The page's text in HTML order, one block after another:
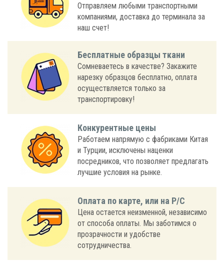
Отправляем любыми транспортными
компаниями, доставка до терминала за
наш счет!
Бесплатные образцы ткани
Сомневаетесь в качестве? Закажите
нарезку образцов бесплатно, оплата
осуществляется только за
транспортировку!
Конкурентные цены
Работаем напрямую с фабриками Китая
и Турции, исключены наценки
посредников, что позволяет предлагать
лучшие условия на рынке.
Оплата по карте, или на Р/С
Цена остается неизменной, независимо
от способа оплаты. Мы заботимся о
прозрачности и удобстве
сотрудничества.